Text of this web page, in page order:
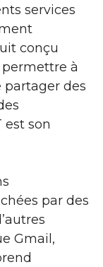
services
conçu
à
partager des
est son
par des
Gmail,